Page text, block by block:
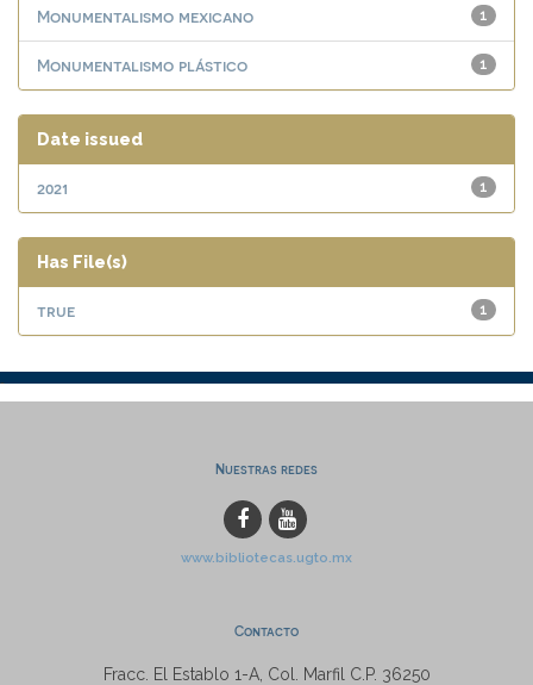
1
Monumentalismo mexicano
1
Monumentalismo plástico
Date issued
1
2021
Has File(s)
1
true
Nuestras redes
www.bibliotecas.ugto.mx
Contacto
Fracc. El Establo 1-A, Col. Marfil C.P. 36250